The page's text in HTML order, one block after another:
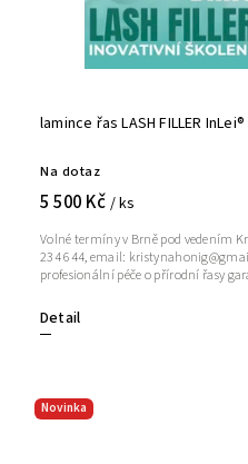
lamince řas LASH FILLER
Na dotaz
5 500 Kč / ks
Detail
Volné termíny v Brně pod vedením
234 644, email:
profesionální péče o přírodní řasy
Novinka